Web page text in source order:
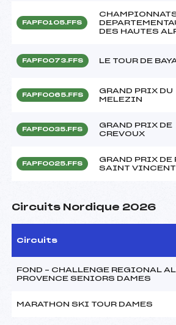
FAPF0105.FFS
DES HAUTES
FAPF0073.FFS LE TOUR DE
FAPF0065.FFS
GRAND PRIX DU
MELEZIN
FAPF0035.FFS
GRAND PRIX DE
CREVOUX
FAPF0025.FFS
GRAND PRIX DE
SAINT VINCENT
Circuits Nordique 2026
Circuits
FOND – CHALLENGE REGIONAL
PROVENCE SENIORS DAMES
MARATHON SKI TOUR DAMES